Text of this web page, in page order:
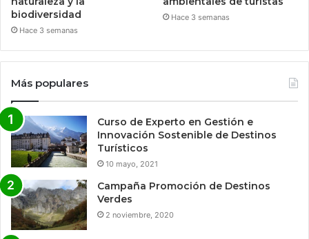
biodiversidad
Hace 3 semanas
Hace 3 semanas
Más populares
Curso de Experto en Gestión e
Innovación Sostenible de Destinos
Turísticos
10 mayo, 2021
Campaña Promoción de Destinos
Verdes
2 noviembre, 2020